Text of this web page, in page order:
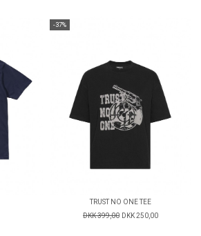
-37%
TRUST NO ONE TEE
DKK 399,00 DKK 250,00